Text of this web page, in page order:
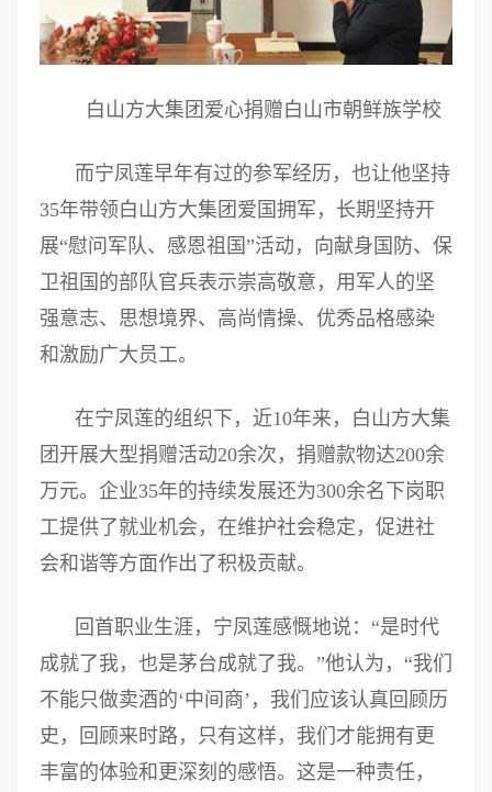
白山方大集团爱心捐赠白山市朝鲜族学校
而宁凤莲早年有过的参军经历，也让他坚持
35年带领白山方大集团爱国拥军，长期坚持开
展“慰问军队、感恩祖国”活动，向献身国防、保
卫祖国的部队官兵表示崇高敬意，用军人的坚
强意志、思想境界、高尚情操、优秀品格感染
和激励广大员工。
在宁凤莲的组织下，近10年来，白山方大集
团开展大型捐赠活动20余次，捐赠款物达200余
万元。企业35年的持续发展还为300余名下岗职
工提供了就业机会，在维护社会稳定，促进社
会和谐等方面作出了积极贡献。
回首职业生涯，宁凤莲感慨地说：“是时代
成就了我，也是茅台成就了我。”他认为，“我们
不能只做卖酒的‘中间商’，我们应该认真回顾历
史，回顾来时路，只有这样，我们才能拥有更
丰富的体验和更深刻的感悟。这是一种责任，